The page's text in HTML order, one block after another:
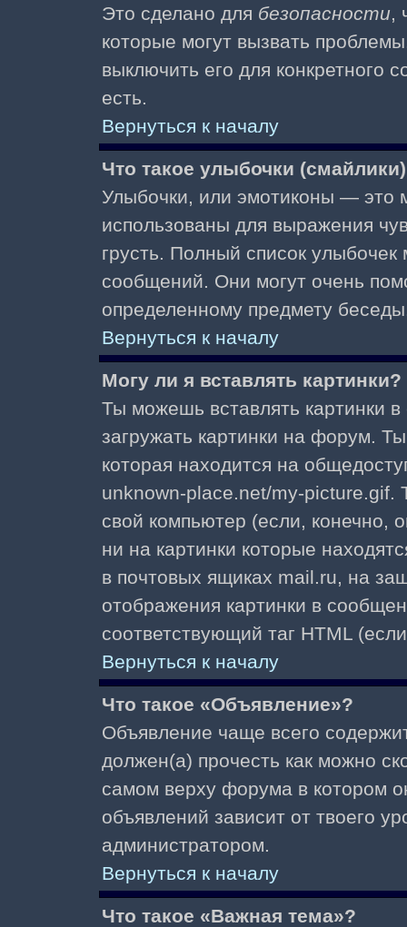
Это сделано для безопасности,
которые могут вызвать
выключить его для конкретного
есть.
Вернуться к началу
Что такое улыбочки
Улыбочки, или эмотиконы — это
использованы для выражения
грусть. Полный список
сообщений. Они могут очень
определенному предмету
Вернуться к началу
Могу ли я вставлять картинки?
Ты можешь вставлять картинки
загружать картинки на форум.
которая находится на
unknown-place.net/my-picture.gif.
свой компьютер (если, конечно,
ни на картинки которые
в почтовых ящиках mail.ru, на
отображения картинки в
соответствующий таг HTML
Вернуться к началу
Что такое «Объявление»?
Объявление чаще всего
должен(а) прочесть как можно
самом верху форума в котором
объявлений зависит от твоего
администратором.
Вернуться к началу
Что такое «Важная тема»?